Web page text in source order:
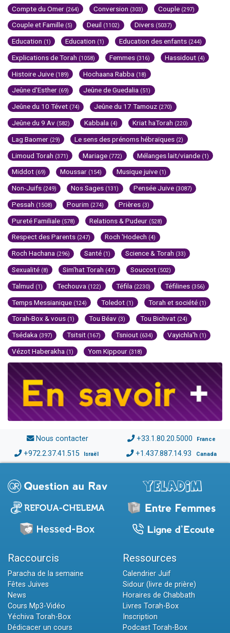
Compte du Omer (264) Conversion (303) Couple (297)
Couple et Famille (5) Deuil (1102) Divers (5037)
Education (1) Education (1) Education des enfants (244)
Explications de Torah (1058) Femmes (316) Hassidout (4)
Histoire Juive (189) Hochaana Rabba (18)
Jeûne d'Esther (69) Jeûne de Guedalia (51)
Jeûne du 10 Tévet (74) Jeûne du 17 Tamouz (270)
Jeûne du 9 Av (582) Kabbala (4) Kriat haTorah (220)
Lag Baomer (29) Le sens des prénoms hébraïques (2)
Limoud Torah (371) Mariage (772) Mélanges lait/viande (1)
Middot (69) Moussar (154) Musique juive (1)
Non-Juifs (249) Nos Sages (131) Pensée Juive (3087)
Pessah (1508) Pourim (274) Prières (3)
Pureté Familiale (578) Relations & Pudeur (528)
Respect des Parents (247) Roch 'Hodech (4)
Roch Hachana (296) Santé (1) Science & Torah (33)
Sexualité (8) Sim'hat Torah (47) Souccot (502)
Talmud (1) Techouva (122) Téfila (2230) Téfilines (356)
Temps Messianique (124) Toledot (1) Torah et société (1)
Torah-Box & vous (1) Tou Béav (3) Tou Bichvat (24)
Tsédaka (397) Tsitsit (167) Tsniout (634) Vayichla'h (1)
Vézot Haberakha (1) Yom Kippour (318)
Nous contacter +33.1.80.20.5000 France
+972.2.37.41.515 Israël +1.437.887.14.93 Canada
Raccourcis
Paracha de la semaine
Fêtes Juives
News
Cours Mp3-Vidéo
Yéchiva Torah-Box
Dédicacer un cours
Ressources
Calendrier Juif
Sidour (livre de prière)
Horaires de Chabbath
Livres Torah-Box
Inscription
Podcast Torah-Box